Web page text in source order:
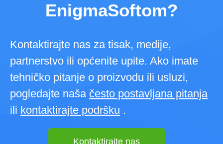
EnigmaSoftom?
Kontaktirajte nas za tisak, medije,
partnerstvo ili općenite upite. Ako imate
tehničko pitanje o proizvodu ili usluzi,
pogledajte naša često postavljana pitanja
ili kontaktirajte podršku .
Kontaktirajte nas